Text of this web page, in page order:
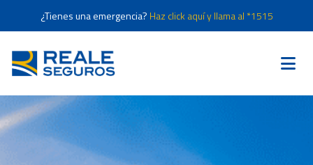
¿Tienes una emergencia? Haz click aquí y llama al *1515